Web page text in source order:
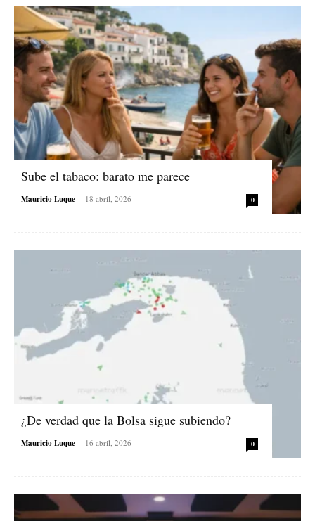
Sube el tabaco: barato me parece
Mauricio Luque - 18 abril, 2026 0
¿De verdad que la Bolsa sigue subiendo?
Mauricio Luque - 16 abril, 2026 0